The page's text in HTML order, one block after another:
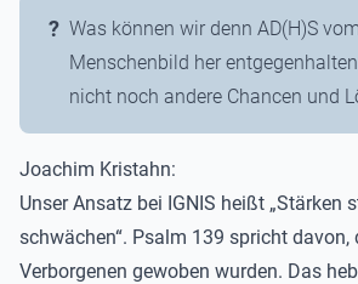
Was können wir denn AD(H)S
Menschenbild her
nicht noch andere Chancen und
Joachim Kristahn:
Unser Ansatz bei IGNIS heißt „Stärken
schwächen“. Psalm 139 spricht davon,
Verborgenen gewoben wurden. Das